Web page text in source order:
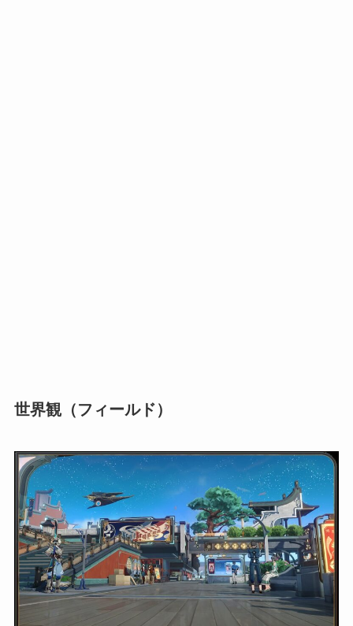
世界観（フィールド）